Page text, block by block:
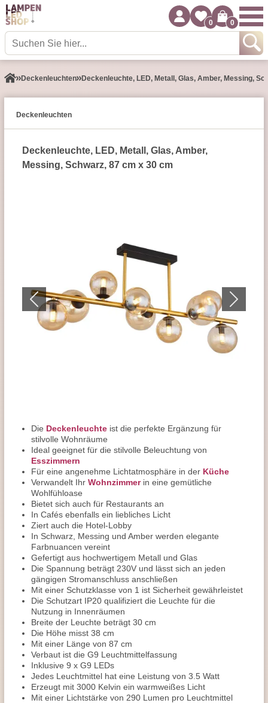
0 0
Decken­leuchten Deckenleuchte, LED, Metall, Glas, Amber, Messing,
Decken­leuchten
Deckenleuchte, LED, Metall, Glas, Amber,
Messing, Schwarz, 87 cm x 30 cm
Die Deckenleuchte ist die perfekte Ergänzung für
stilvolle Wohnräume
Ideal geeignet für die stilvolle Beleuchtung von
Esszimmern
Für eine angenehme Lichtatmosphäre in der Küche
Verwandelt Ihr Wohnzimmerin eine gemütliche
Wohlfühloase
Bietet sich auch für Restaurants an
In Cafés ebenfalls ein liebliches Licht
Ziert auch die Hotel-Lobby
In Schwarz, Messing und Amber werden elegante
Farbnuancen vereint
Gefertigt aus hochwertigem Metall und Glas
Die Spannung beträgt 230V und lässt sich an jeden
gängigen Stromanschluss anschließen
Mit einer Schutzklasse von 1 ist Sicherheit gewährleistet
Die Schutzart IP20 qualifiziert die Leuchte für die
Nutzung in Innenräumen
Breite der Leuchte beträgt 30 cm
Die Höhe misst 38 cm
Mit einer Länge von 87 cm
Verbaut ist die G9 Leuchtmittelfassung
Inklusive 9 x G9 LEDs
Jedes Leuchtmittel hat eine Leistung von 3.5 Watt
Erzeugt mit 3000 Kelvin ein warmweißes Licht
Mit einer Lichtstärke von 290 Lumen pro Leuchtmittel